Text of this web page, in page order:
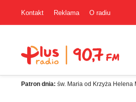
Kontakt Reklama O radiu
Patron dnia: św. Maria od Krzyża Helena